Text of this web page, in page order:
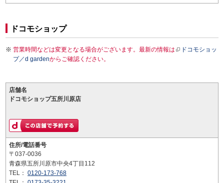
ドコモショップ
営業時間などは変更となる場合がございます。最新の情報は
ドコモショッ
プ／d gardenからご確認ください。
店舗名
ドコモショップ五所川原店
住所/電話番号
〒037-0036
青森県五所川原市中央4丁目112
TEL： 0120-173-768